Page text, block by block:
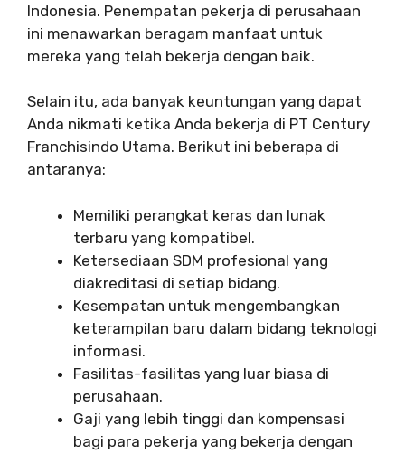
Indonesia. Penempatan pekerja di perusahaan
ini menawarkan beragam manfaat untuk
mereka yang telah bekerja dengan baik.
Selain itu, ada banyak keuntungan yang dapat
Anda nikmati ketika Anda bekerja di PT Century
Franchisindo Utama. Berikut ini beberapa di
antaranya:
Memiliki perangkat keras dan lunak
terbaru yang kompatibel.
Ketersediaan SDM profesional yang
diakreditasi di setiap bidang.
Kesempatan untuk mengembangkan
keterampilan baru dalam bidang teknologi
informasi.
Fasilitas-fasilitas yang luar biasa di
perusahaan.
Gaji yang lebih tinggi dan kompensasi
bagi para pekerja yang bekerja dengan